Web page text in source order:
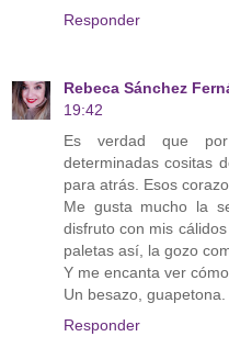
Responder
Rebeca Sánchez
19:42
Es verdad que
determinadas cositas
para atrás. Esos
Me gusta mucho la
disfruto con mis
paletas así, la gozo
Y me encanta ver
Un besazo, guapetona.
Responder